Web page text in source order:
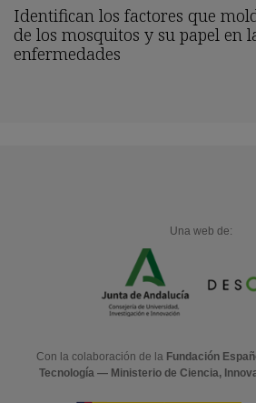
Identifican los factores que
de los mosquitos y su papel en
enfermedades
Una web de:
Con la colaboración de la Fundación
Tecnología — Ministerio de Ciencia,